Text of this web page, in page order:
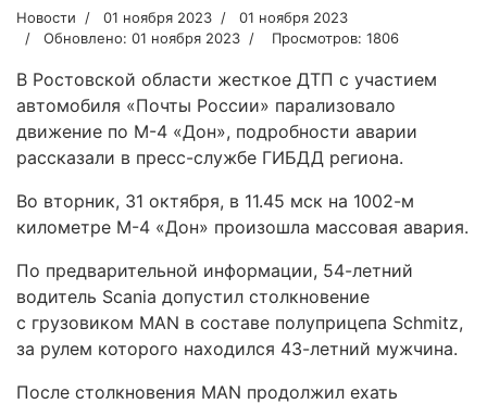
Новости 01 ноября 2023
01 ноября 2023
Обновлено: 01 ноября 2023
Просмотров: 1806
В Ростовской области жесткое ДТП с участием
автомобиля «Почты России» парализовало
движение по М-4 «Дон», подробности аварии
рассказали в пресс-службе ГИБДД региона.
Во вторник, 31 октября, в 11.45 мск на 1002-м
километре М-4 «Дон» произошла массовая авария.
По предварительной информации, 54-летний
водитель Scania допустил столкновение
с грузовиком MAN в составе полуприцепа Schmitz,
за рулем которого находился 43-летний мужчина.
После столкновения MAN продолжил ехать